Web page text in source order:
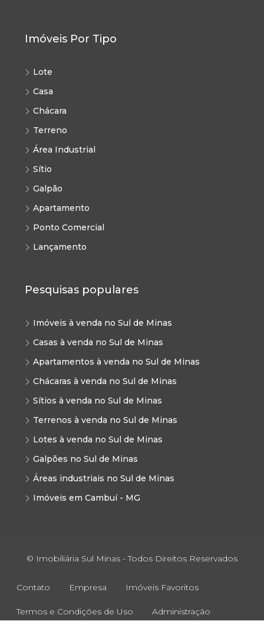
Imóveis Por Tipo
Lote
Casa
Chácara
Terreno
Área Industrial
Sítio
Galpão
Apartamento
Ponto Comercial
Lançamento
Pesquisas populares
Imóveis à venda no Sul de Minas
Casas à venda no Sul de Minas
Apartamentos à venda no Sul de Minas
Chácaras à venda no Sul de Minas
Sítios à venda no Sul de Minas
Terrenos à venda no Sul de Minas
Lotes à venda no Sul de Minas
Galpões no Sul de Minas
Áreas industriais no Sul de Minas
Imóveis em Cambuí - MG
© Imobiliária Sul Minas - Todos Direitos Reservados
Contato Empresa Imóveis Favoritos
Termos e Condições de Uso Administração